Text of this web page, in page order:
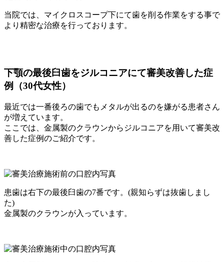
当院では、マイクロスコープ下にて歯を削る作業をする事で
より精密な治療を行っております。
下顎の最後臼歯をジルコニアにて審美改善した症
例（30代女性）
最近では一番後ろの歯でもメタルが出るのを嫌がる患者さん
が増えています。
ここでは、金属製のクラウンからジルコニアを用いて審美改
善した症例のご紹介です。
患歯は右下の最後臼歯の7番です。(親知らずは抜歯しまし
た)
金属製のクラウンが入っています。